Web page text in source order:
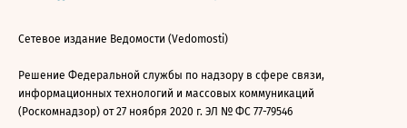
Сетевое издание Ведомости (Vedomosti)
Решение Федеральной службы по надзору в сфере связи,
информационных технологий и массовых коммуникаций
(Роскомнадзор) от 27 ноября 2020 г. ЭЛ № ФС 77-79546